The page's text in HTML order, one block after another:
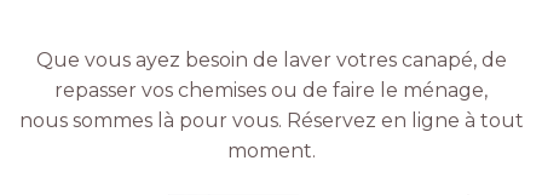
Que vous ayez besoin de laver votres canapé, de
repasser vos chemises ou de faire le ménage,
nous sommes là pour vous. Réservez en ligne à tout
moment.